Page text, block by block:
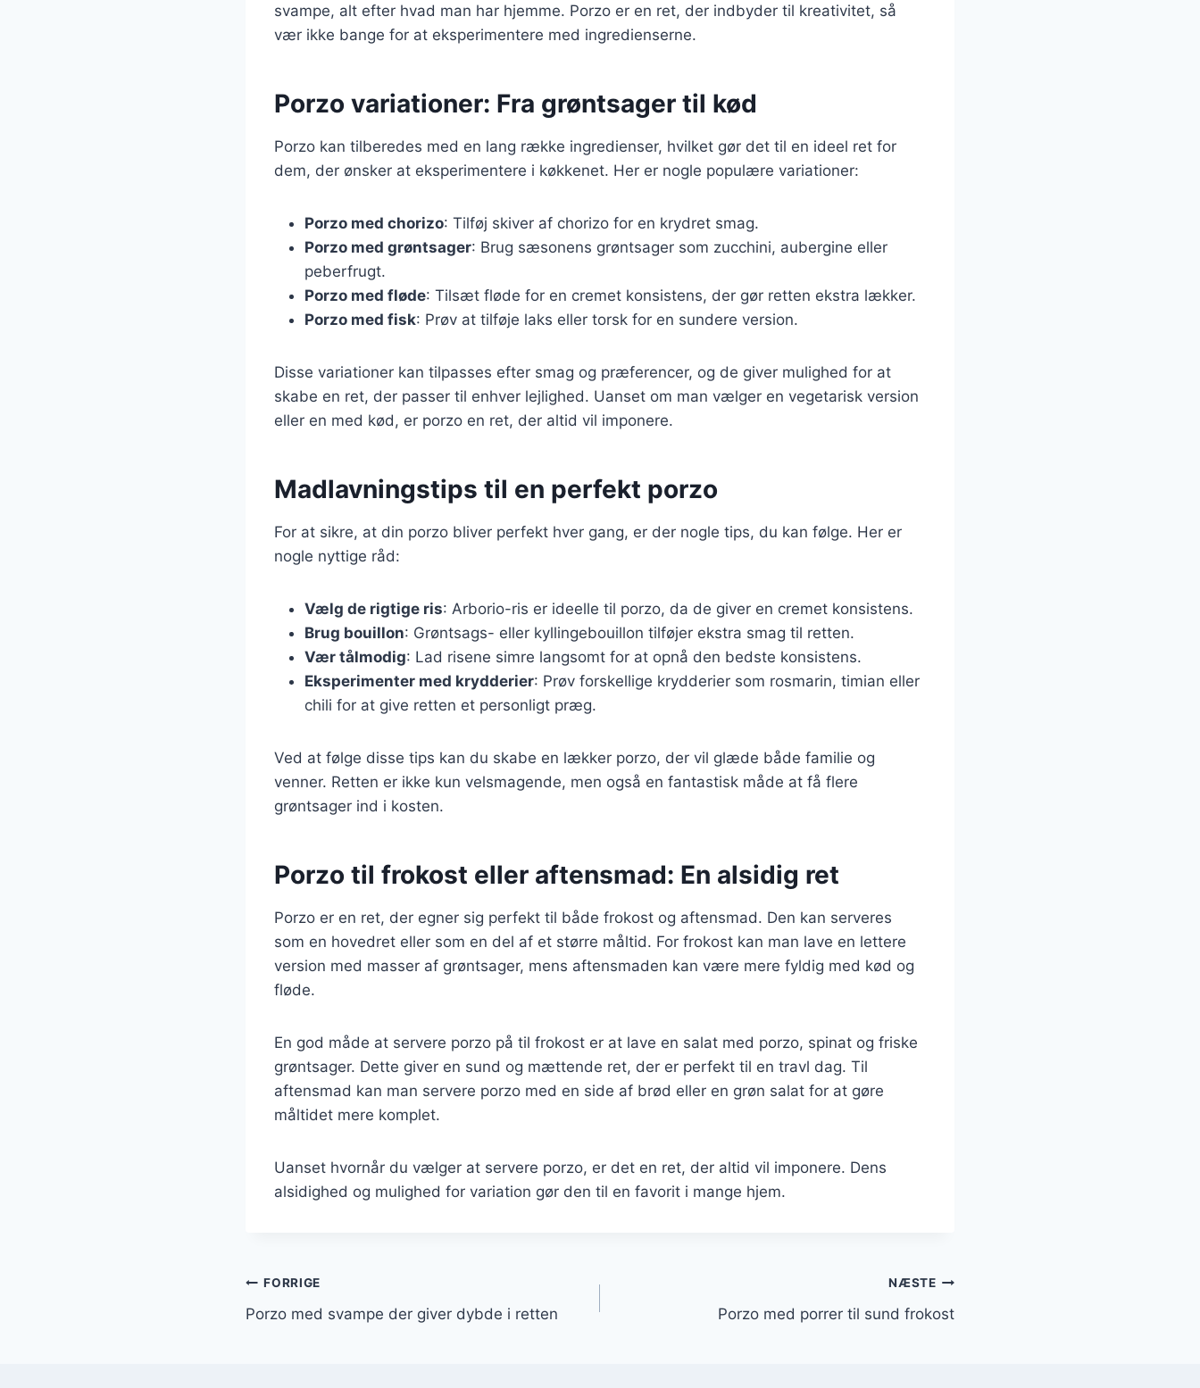
svampe, alt efter hvad man har hjemme. Porzo er en ret, der indbyder til kreativitet, så
vær ikke bange for at eksperimentere med ingredienserne.
Porzo variationer: Fra grøntsager til kød
Porzo kan tilberedes med en lang række ingredienser, hvilket gør det til en ideel ret for
dem, der ønsker at eksperimentere i køkkenet. Her er nogle populære variationer:
Porzo med chorizo: Tilføj skiver af chorizo for en krydret smag.
Porzo med grøntsager: Brug sæsonens grøntsager som zucchini, aubergine eller
peberfrugt.
Porzo med fløde: Tilsæt fløde for en cremet konsistens, der gør retten ekstra lækker.
Porzo med fisk: Prøv at tilføje laks eller torsk for en sundere version.
Disse variationer kan tilpasses efter smag og præferencer, og de giver mulighed for at
skabe en ret, der passer til enhver lejlighed. Uanset om man vælger en vegetarisk version
eller en med kød, er porzo en ret, der altid vil imponere.
Madlavningstips til en perfekt porzo
For at sikre, at din porzo bliver perfekt hver gang, er der nogle tips, du kan følge. Her er
nogle nyttige råd:
Vælg de rigtige ris: Arborio-ris er ideelle til porzo, da de giver en cremet konsistens.
Brug bouillon: Grøntsags- eller kyllingebouillon tilføjer ekstra smag til retten.
Vær tålmodig: Lad risene simre langsomt for at opnå den bedste konsistens.
Eksperimenter med krydderier: Prøv forskellige krydderier som rosmarin, timian eller
chili for at give retten et personligt præg.
Ved at følge disse tips kan du skabe en lækker porzo, der vil glæde både familie og
venner. Retten er ikke kun velsmagende, men også en fantastisk måde at få flere
grøntsager ind i kosten.
Porzo til frokost eller aftensmad: En alsidig ret
Porzo er en ret, der egner sig perfekt til både frokost og aftensmad. Den kan serveres
som en hovedret eller som en del af et større måltid. For frokost kan man lave en lettere
version med masser af grøntsager, mens aftensmaden kan være mere fyldig med kød og
fløde.
En god måde at servere porzo på til frokost er at lave en salat med porzo, spinat og friske
grøntsager. Dette giver en sund og mættende ret, der er perfekt til en travl dag. Til
aftensmad kan man servere porzo med en side af brød eller en grøn salat for at gøre
måltidet mere komplet.
Uanset hvornår du vælger at servere porzo, er det en ret, der altid vil imponere. Dens
alsidighed og mulighed for variation gør den til en favorit i mange hjem.
Indlægsnavigation
FORRIGE
Porzo med svampe der giver dybde i retten
NÆSTE
Porzo med porrer til sund frokost